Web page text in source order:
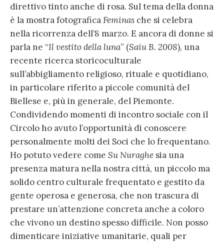
direttivo tinto anche di rosa. Sul tema della donna
è la mostra fotograficaFeminas che si celebra
nella ricorrenza dell’8 marzo. E ancora di donne si
parla ne “Il vestito della luna” (Saiu B. 2008), una
recente ricerca storicoculturale
sull’abbigliamento religioso, rituale e quotidiano,
in particolare riferito a piccole comunità del
Biellese e, più in generale, del Piemonte.
Condividendo momenti di incontro sociale con il
Circolo ho avuto l’opportunità di conoscere
personalmente molti dei Soci che lo frequentano.
Ho potuto vedere come Su Nuraghe sia una
presenza matura nella nostra città, un piccolo ma
solido centro culturale frequentato e gestito da
gente operosa e generosa, che non trascura di
prestare un’attenzione concreta anche a coloro
che vivono un destino spesso difficile. Non posso
dimenticare iniziative umanitarie, quali per